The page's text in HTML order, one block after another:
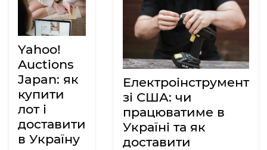
Yahoo!
Auctions
Japan: як
купити
лот і
доставити
в Україну
Електроінструмент
зі США: чи
працюватиме в
Україні та як
доставити